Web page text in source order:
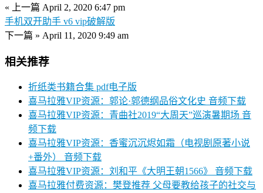
« 上一篇 April 2, 2020 6:47 pm
手机双开助手 v6 vip破解版
下一篇 » April 11, 2020 9:49 am
相关推荐
折纸类书籍合集 pdf电子版
喜马拉雅VIP资源：郭论·郭德纲品俗文化史 音频下载
喜马拉雅VIP资源：青曲社2019“大周天”巡演暑期场 音
频下载
喜马拉雅VIP资源：香蜜沉沉烬如霜（电视剧原著小说
+番外） 音频下载
喜马拉雅VIP资源：刘和平《大明王朝1566》 音频下载
喜马拉雅付费资源：樊登推荐 父母要教给孩子的社交与